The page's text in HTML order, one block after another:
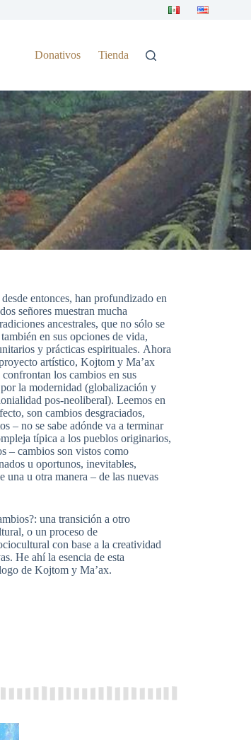
Donativos Tienda
entonces, han profundizado en
señores muestran mucha
ancestrales, que no sólo se
en sus opciones de vida,
y prácticas espirituales. Ahora
artístico, Kojtom y Ma’ax
los cambios en sus
la modernidad (globalización y
pos-neoliberal). Leemos en
son cambios desgraciados,
– no se sabe adónde va a terminar
típica a los pueblos originarios,
– cambios son vistos como
u oportunos, inevitables,
una u otra manera – de las nuevas
una transición a otro
o un proceso de
con base a la creatividad
He ahí la esencia de esta
de Kojtom y Ma’ax.